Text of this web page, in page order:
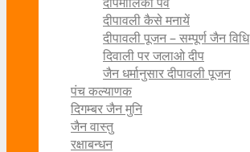
दीपावली कैसे मनायें
दीपावली पूजन – सम्पूर्ण जैन विधि
दिवाली पर जलाओ दीप
जैन धर्मानुसार दीपावली पूजन
पंच कल्याणक
दिगम्बर जैन मुनि
जैन वास्तु
रक्षाबन्धन